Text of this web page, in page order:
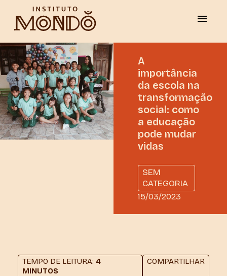
A
importância
da escola na
transformação
social: como
a educação
pode mudar
vidas
SEM
CATEGORIA
15/03/2023
TEMPO DE LEITURA: 4
MINUTOS
COMPARTILHAR